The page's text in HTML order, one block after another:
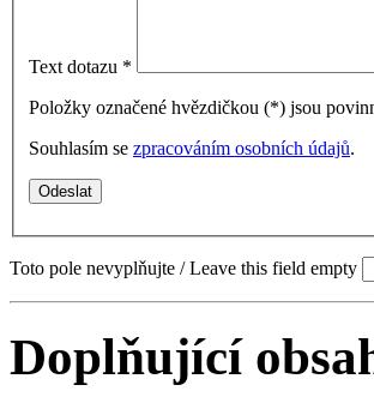
Text dotazu *
Položky označené hvězdičkou (*) jsou
Souhlasím se zpracováním osobních údajů.
Toto pole nevyplňujte / Leave this field empty
Doplňující